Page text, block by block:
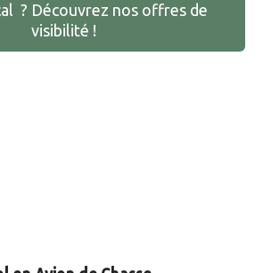
? Découvrez nos offres de
visibilité !